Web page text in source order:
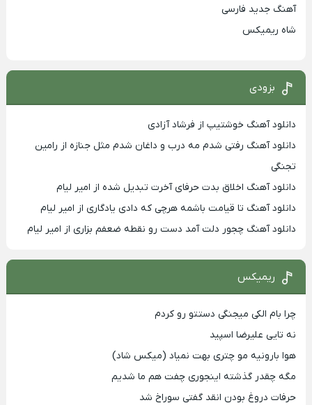
آهنگ جدید فارسی
شاه ریمیکس
بزودی
دانلود آهنگ خوشتیپ از فرشاد آزادی
دانلود آهنگ رفتی شدم مه درب و داغان شدم مثل جنازه از رامین
تجنگی
دانلود آهنگ اخلاق بدت حرفای آخرت تبدیل شده از امیر لیام
دانلود آهنگ تا قیامت باشمه هرچی که دادی یادگاری از امیر لیام
دانلود آهنگ چجور دلت آمد دست رو نقطه ضعفم بزاری از امیر لیام
ریمیکس
چرا بام الکی میجنگی دستتو رو کردم
نه تایی علیرضا اسپید
هوا بارونیه مو چتری بهت نمیاد (میکس شاد)
مگه چقدر گذشته اینجوری چفت هم ما شدیم
حرفات دروغ بودن انقد گفتی سوراخ شد